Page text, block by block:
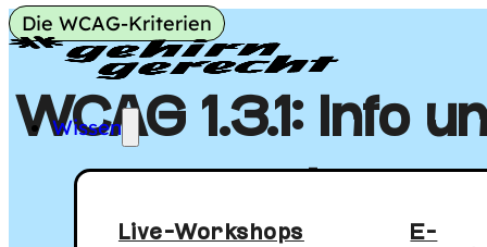
Gehirngerecht
Hauptmenü
Wissen
Live-Workshops
E-
Die WCAG-Kriterien
WCAG 1.3.1: Info